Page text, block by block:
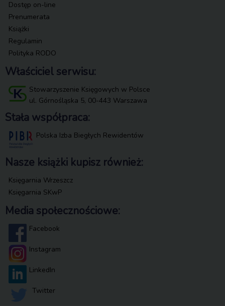
Dostęp on-line
Prenumerata
Książki
Regulamin
Polityka RODO
Właściciel serwisu:
Stowarzyszenie Księgowych w Polsce
ul. Górnośląska 5, 00-443 Warszawa
Stała współpraca:
Polska Izba Biegłych Rewidentów
Nasze książki kupisz również:
Księgarnia Wrzeszcz
Księgarnia SKwP
Media społecznościowe:
Facebook
Instagram
LinkedIn
Twitter